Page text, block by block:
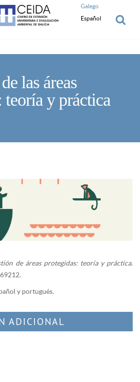
Galego
Español
las áreas
teoría y práctica
de áreas protegidas: teoría y práctica.
y portugués.
ADICIONAL